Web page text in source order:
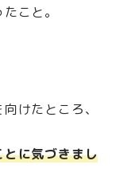
こと。
けたところ、
に気づきまし